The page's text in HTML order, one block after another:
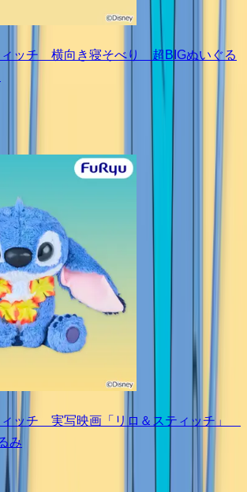
ッチ 横向き寝そべり 超BIGぬいぐる
ッチ 実写映画「リロ＆スティッチ」
み